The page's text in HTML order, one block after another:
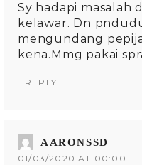
Sy hadapi masalah
kelawar. Dn
mengundang
kena.Mmg pakai
REPLY
AARONSSD
01/03/2020 AT 00:00